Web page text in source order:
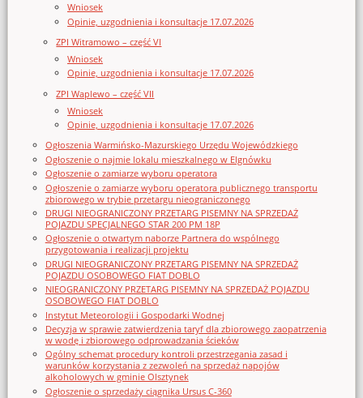
Wniosek
Opinie, uzgodnienia i konsultacje 17.07.2026
ZPI Witramowo – część VI
Wniosek
Opinie, uzgodnienia i konsultacje 17.07.2026
ZPI Waplewo – część VII
Wniosek
Opinie, uzgodnienia i konsultacje 17.07.2026
Ogłoszenia Warmińsko-Mazurskiego Urzędu Wojewódzkiego
Ogłoszenie o najmie lokalu mieszkalnego w Elgnówku
Ogłoszenie o zamiarze wyboru operatora
Ogłoszenie o zamiarze wyboru operatora publicznego transportu
zbiorowego w trybie przetargu nieograniczonego
DRUGI NIEOGRANICZONY PRZETARG PISEMNY NA SPRZEDAŻ
POJAZDU SPECJALNEGO STAR 200 PM 18P
Ogłoszenie o otwartym naborze Partnera do wspólnego
przygotowania i realizacji projektu
DRUGI NIEOGRANICZONY PRZETARG PISEMNY NA SPRZEDAŻ
POJAZDU OSOBOWEGO FIAT DOBLO
NIEOGRANICZONY PRZETARG PISEMNY NA SPRZEDAŻ POJAZDU
OSOBOWEGO FIAT DOBLO
Instytut Meteorologii i Gospodarki Wodnej
Decyzja w sprawie zatwierdzenia taryf dla zbiorowego zaopatrzenia
w wodę i zbiorowego odprowadzania ścieków
Ogólny schemat procedury kontroli przestrzegania zasad i
warunków korzystania z zezwoleń na sprzedaż napojów
alkoholowych w gminie Olsztynek
Ogłoszenie o sprzedaży ciągnika Ursus C-360